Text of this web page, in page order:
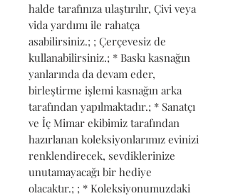
halde tarafınıza ulaştırılır, Çivi veya
vida yardımı ile rahatça
asabilirsiniz.; ; Çerçevesiz de
kullanabilirsiniz.; * Baskı kasnağın
yanlarında da devam eder,
birleştirme işlemi kasnağın arka
tarafından yapılmaktadır.; * Sanatçı
ve İç Mimar ekibimiz tarafından
hazırlanan koleksiyonlarımız evinizi
renklendirecek, sevdiklerinize
unutamayacağı bir hediye
olacaktır.; ; * Koleksiyonumuzdaki